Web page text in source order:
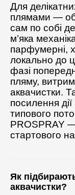
Для
плямами —
сам по собі
м’яка
парфумерні,
локально до
фазі
пляму,
аквачистки.
посилення
типового
PROSPRAY
стартового
Як
аквачистки?